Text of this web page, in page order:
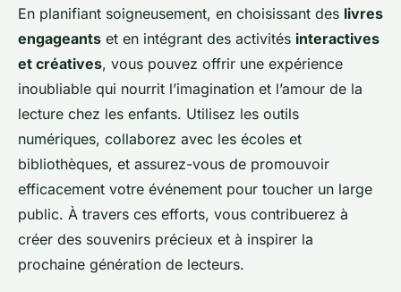
En planifiant soigneusement, en choisissant des livres
engageants et en intégrant des activités interactives
et créatives, vous pouvez offrir une expérience
inoubliable qui nourrit l’imagination et l’amour de la
lecture chez les enfants. Utilisez les outils
numériques, collaborez avec les écoles et
bibliothèques, et assurez-vous de promouvoir
efficacement votre événement pour toucher un large
public. À travers ces efforts, vous contribuerez à
créer des souvenirs précieux et à inspirer la
prochaine génération de lecteurs.